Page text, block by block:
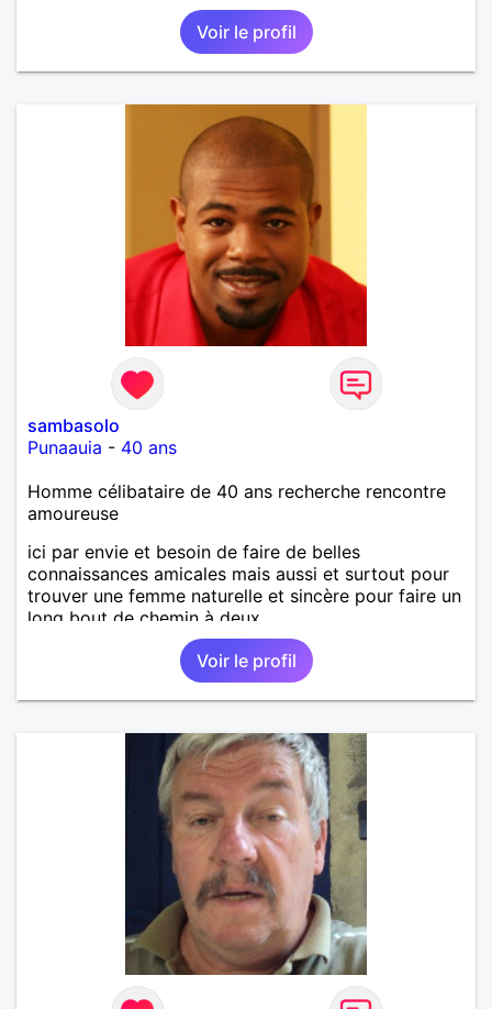
Voir le profil
sambasolo
Punaauia - 40 ans
Homme célibataire de 40 ans recherche rencontre
amoureuse
ici par envie et besoin de faire de belles
connaissances amicales mais aussi et surtout pour
trouver une femme naturelle et sincère pour faire un
long bout de chemin à deux.
Voir le profil